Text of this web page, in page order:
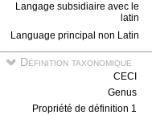
Langage subsidiaire avec le
latin
Language principal non Latin
Définition taxonomique
CECI
Genus
Propriété de définition 1